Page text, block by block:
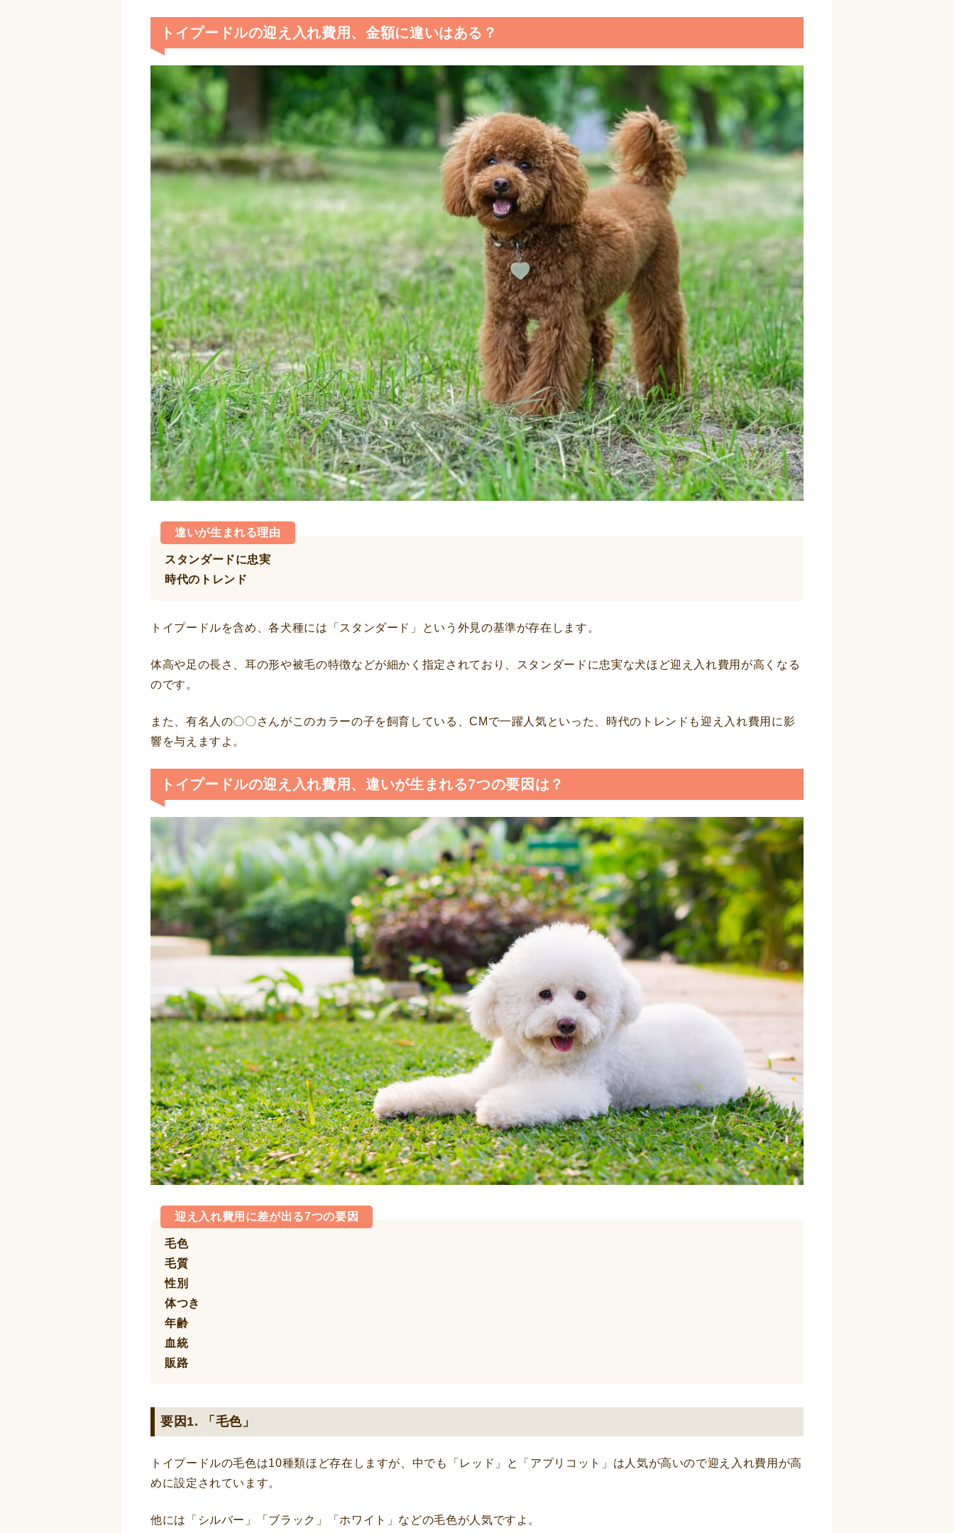
トイプードルの迎え入れ費用、金額に違いはある？
違いが生まれる理由
スタンダードに忠実
時代のトレンド
トイプードルを含め、各犬種には「スタンダード」という外見の基準が存在します。
体高や足の長さ、耳の形や被毛の特徴などが細かく指定されており、スタンダードに忠実な犬ほど迎え入れ費用が高くなる
のです。
また、有名人の〇〇さんがこのカラーの子を飼育している、CMで一躍人気といった、時代のトレンドも迎え入れ費用に影
響を与えますよ。
トイプードルの迎え入れ費用、違いが生まれる7つの要因は？
迎え入れ費用に差が出る7つの要因
毛色
毛質
性別
体つき
年齢
血統
販路
要因1. 「毛色」
トイプードルの毛色は10種類ほど存在しますが、中でも「レッド」と「アプリコット」は人気が高いので迎え入れ費用が高
めに設定されています。
他には「シルバー」「ブラック」「ホワイト」などの毛色が人気ですよ。